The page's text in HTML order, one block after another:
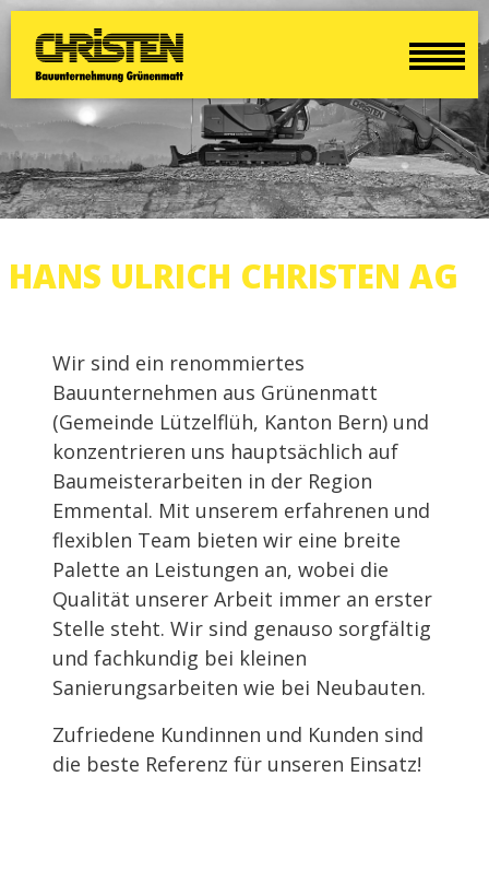
HANS ULRICH CHRISTEN AG
Wir sind ein renommiertes
Bauunternehmen aus Grünenmatt
(Gemeinde Lützelflüh, Kanton Bern) und
konzentrieren uns hauptsächlich auf
Baumeisterarbeiten in der Region
Emmental. Mit unserem erfahrenen und
flexiblen Team bieten wir eine breite
Palette an Leistungen an, wobei die
Qualität unserer Arbeit immer an erster
Stelle steht. Wir sind genauso sorgfältig
und fachkundig bei kleinen
Sanierungsarbeiten wie bei Neubauten.
Zufriedene Kundinnen und Kunden sind
die beste Referenz für unseren Einsatz!